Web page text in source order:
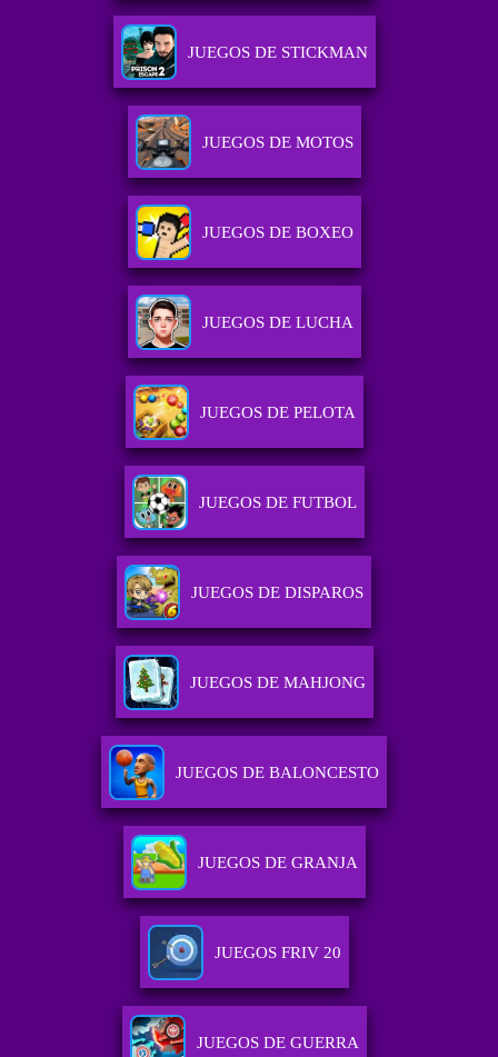
JUEGOS DE STICKMAN
JUEGOS DE MOTOS
JUEGOS DE BOXEO
JUEGOS DE LUCHA
JUEGOS DE PELOTA
JUEGOS DE FUTBOL
JUEGOS DE DISPAROS
JUEGOS DE MAHJONG
JUEGOS DE BALONCESTO
JUEGOS DE GRANJA
JUEGOS FRIV 20
JUEGOS DE GUERRA